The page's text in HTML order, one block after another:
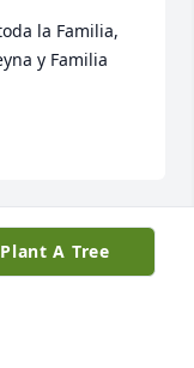
la Familia,
y Familia
Plant A Tree